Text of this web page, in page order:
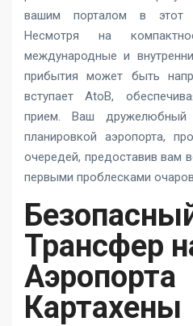
вашим порталом в этот
Несмотря на
международные и
прибытия может быть
вступает AtoB,
прием. Ваш дружелюбный
планировкой аэропорта,
очередей, предоставив вам
первыми проблесками
Трансфер
Аэропорта
Картахены